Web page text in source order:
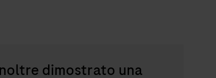
dimostrato una